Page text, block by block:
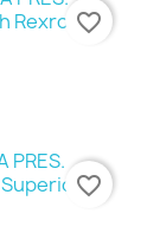
favorite_border
favorite_border